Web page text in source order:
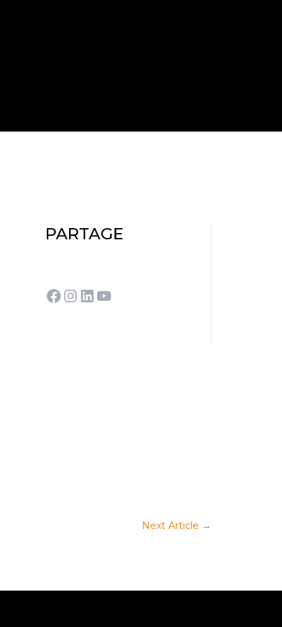
PARTAGE
Facebook
Instagram
LinkedIn
YouTube
Next Article →